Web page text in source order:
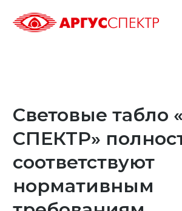
Световые табло
СПЕКТР»
соответствуют
нормативным